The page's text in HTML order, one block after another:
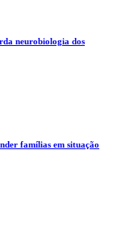
neurobiologia dos
famílias em situação